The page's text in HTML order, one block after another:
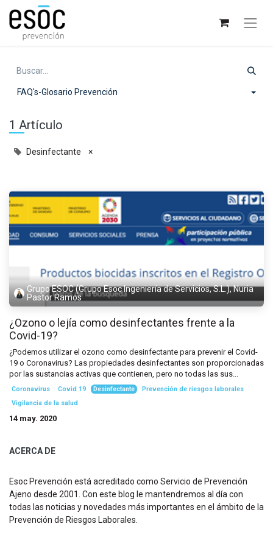
FAQ's-Glosario Prevención
1 Artículo
Desinfectante ×
Grupo ESOC (Grupo Esoc Ingeniería de Servicios, S.L.), Nuria
Pastor Ramos
¿Ozono o lejía como desinfectantes frente a la
Covid-19?
¿Podemos utilizar el ozono como desinfectante para prevenir el Covid-
19 o Coronavirus? Las propiedades desinfectantes son proporcionadas
por las sustancias activas que contienen, pero no todas las sus...
Coronavirus Covid 19 Desinfectante
Prevención de riesgos laborales
Vigilancia de la salud
14 may. 2020
ACERCA DE
Esoc Prevención está acreditado como Servicio de Prevención
Ajeno desde 2001. Con este blog le mantendremos al día con
todas las noticias y novedades más importantes en el ámbito de la
Prevención de Riesgos Laborales.